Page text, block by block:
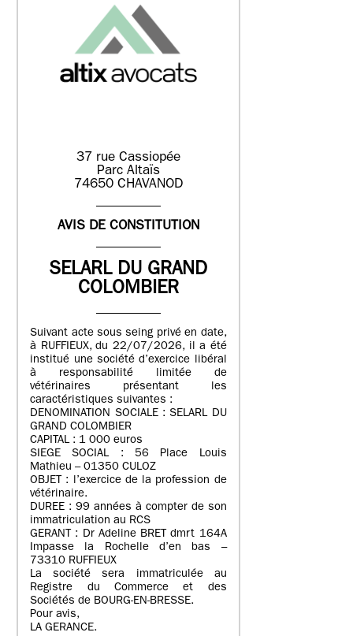
37 rue Cassiopée
Parc Altaïs
74650 CHAVANOD
AVIS DE CONSTITUTION
SELARL DU GRAND
COLOMBIER
Suivant acte sous seing privé en date,
à RUFFIEUX, du 22/07/2026, il a été
institué une société d’exercice libéral
à responsabilité limitée de
vétérinaires présentant les
caractéristiques suivantes :
DENOMINATION SOCIALE : SELARL DU
GRAND COLOMBIER
CAPITAL : 1 000 euros
SIEGE SOCIAL : 56 Place Louis
Mathieu – 01350 CULOZ
OBJET : l’exercice de la profession de
vétérinaire.
DUREE : 99 années à compter de son
immatriculation au RCS
GERANT : Dr Adeline BRET dmrt 164A
Impasse la Rochelle d’en bas –
73310 RUFFIEUX
La société sera immatriculée au
Registre du Commerce et des
Sociétés de BOURG-EN-BRESSE.
Pour avis,
LA GERANCE.